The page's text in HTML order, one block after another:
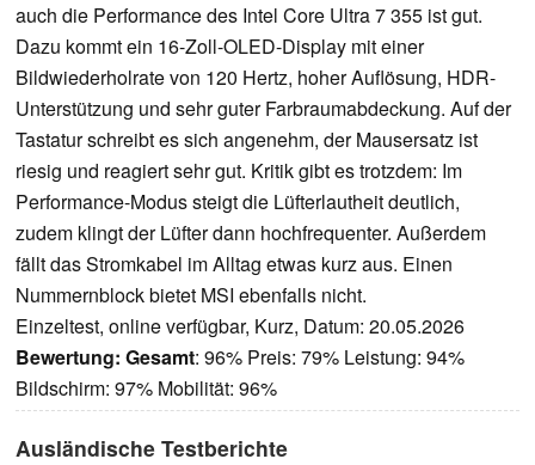
auch die Performance des Intel Core Ultra 7 355 ist gut.
Dazu kommt ein 16-Zoll-OLED-Display mit einer
Bildwiederholrate von 120 Hertz, hoher Auflösung, HDR-
Unterstützung und sehr guter Farbraumabdeckung. Auf der
Tastatur schreibt es sich angenehm, der Mausersatz ist
riesig und reagiert sehr gut. Kritik gibt es trotzdem: Im
Performance-Modus steigt die Lüfterlautheit deutlich,
zudem klingt der Lüfter dann hochfrequenter. Außerdem
fällt das Stromkabel im Alltag etwas kurz aus. Einen
Nummernblock bietet MSI ebenfalls nicht.
Einzeltest, online verfügbar, Kurz, Datum: 20.05.2026
Bewertung: Gesamt: 96% Preis: 79% Leistung: 94%
Bildschirm: 97% Mobilität: 96%
Ausländische Testberichte